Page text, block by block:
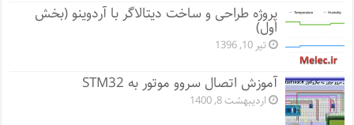
پروژه طراحی و ساخت دیتالاگر با آردوینو (بخش
اول)
تیر 10, 1396
آموزش اتصال سروو موتور به STM32
اردیبهشت 8, 1400